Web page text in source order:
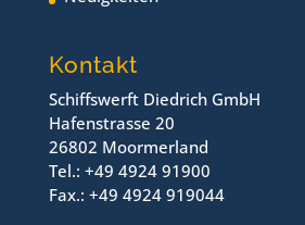
Kontakt
Schiffswerft Diedrich GmbH
Hafenstrasse 20
26802 Moormerland
Tel.: +49 4924 91900
Fax.: +49 4924 919044